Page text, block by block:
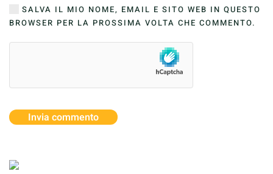
SALVA IL MIO NOME, EMAIL E SITO WEB IN QUESTO
BROWSER PER LA PROSSIMA VOLTA CHE COMMENTO.
Invia commento